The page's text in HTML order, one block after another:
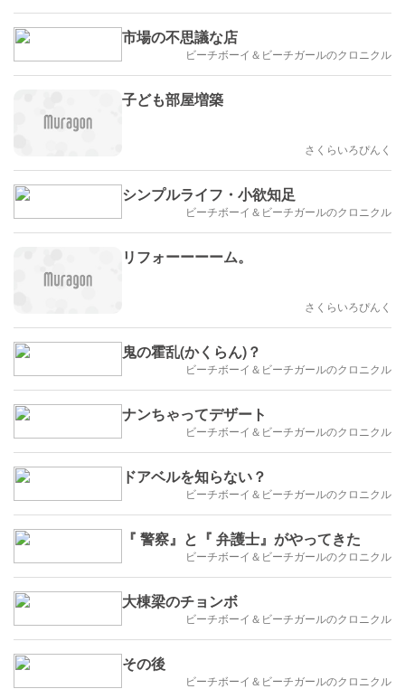
市場の不思議な店
ビーチボーイ＆ビーチガールのクロニクル
子ども部屋増築
さくらいろぴんく
シンプルライフ・小欲知足
ビーチボーイ＆ビーチガールのクロニクル
リフォーーーーム。
さくらいろぴんく
鬼の霍乱(かくらん)？
ビーチボーイ＆ビーチガールのクロニクル
ナンちゃってデザート
ビーチボーイ＆ビーチガールのクロニクル
ドアベルを知らない？
ビーチボーイ＆ビーチガールのクロニクル
『 警察』と『 弁護士』がやってきた
ビーチボーイ＆ビーチガールのクロニクル
大棟梁のチョンボ
ビーチボーイ＆ビーチガールのクロニクル
その後
ビーチボーイ＆ビーチガールのクロニクル